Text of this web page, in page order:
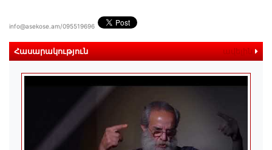
info@asekose.am/095519696
Հասարակություն ավելին